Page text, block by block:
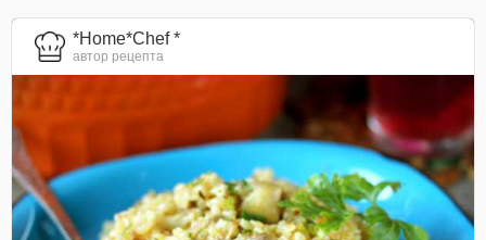
*Home*Chef *
автор рецепта